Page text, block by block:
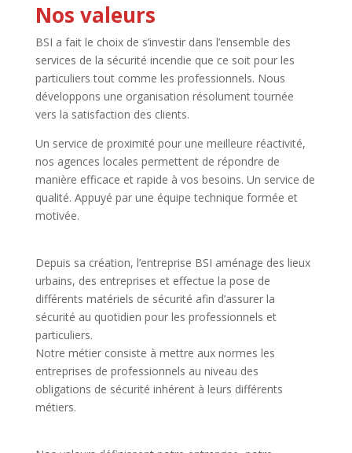
Nos valeurs
BSI a fait le choix de s’investir dans l’ensemble des
services de la sécurité incendie que ce soit pour les
particuliers tout comme les professionnels. Nous
développons une organisation résolument tournée
vers la satisfaction des clients.
Un service de proximité pour une meilleure réactivité,
nos agences locales permettent de répondre de
manière efficace et rapide à vos besoins. Un service de
qualité. Appuyé par une équipe technique formée et
motivée.
Depuis sa création, l’entreprise BSI aménage des lieux
urbains, des entreprises et effectue la pose de
différents matériels de sécurité afin d’assurer la
sécurité au quotidien pour les professionnels et
particuliers.
Notre métier consiste à mettre aux normes les
entreprises de professionnels au niveau des
obligations de sécurité inhérent à leurs différents
métiers.